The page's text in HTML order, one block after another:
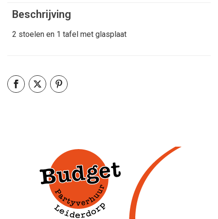
Beschrijving
2 stoelen en 1 tafel met glasplaat